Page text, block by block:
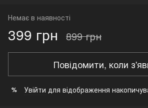
Немає в наявності
399 грн 899 грн
Повідомити, коли
% Увійти для відображення